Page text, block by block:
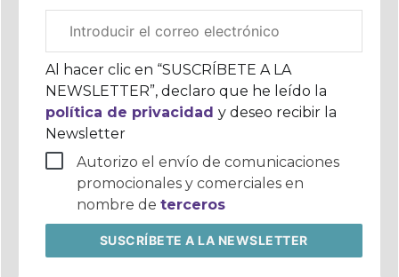
electrónico
corporativo
Al hacer clic en “SUSCRÍBETE A LA
NEWSLETTER”, declaro que he leído la
política de privacidad y deseo recibir la
Newsletter
Autorizo el envío de comunicaciones
promocionales y comerciales en
nombre de terceros
SUSCRÍBETEA LA NEWSLETTER